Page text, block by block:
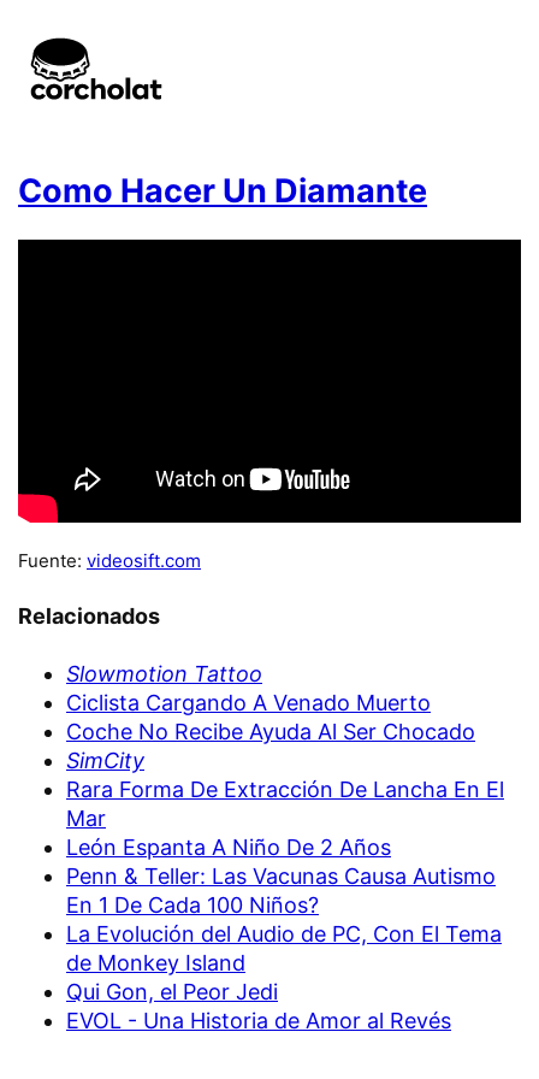
Como Hacer Un Diamante
Fuente: videosift.com
Relacionados
Slowmotion Tattoo
Ciclista Cargando A Venado Muerto
Coche No Recibe Ayuda Al Ser Chocado
SimCity
Rara Forma De Extracción De Lancha En El
Mar
León Espanta A Niño De 2 Años
Penn & Teller: Las Vacunas Causa Autismo
En 1 De Cada 100 Niños?
La Evolución del Audio de PC, Con El Tema
de Monkey Island
Qui Gon, el Peor Jedi
EVOL - Una Historia de Amor al Revés